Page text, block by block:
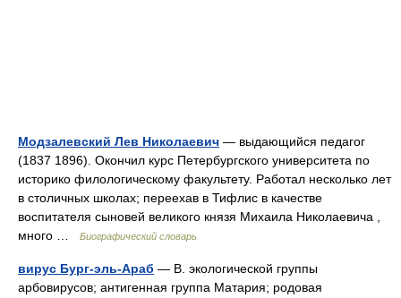
Модзалевский Лев Николаевич — выдающийся педагог
(1837 1896). Окончил курс Петербургского университета по
историко филологическому факультету. Работал несколько лет
в столичных школах; переехав в Тифлис в качестве
воспитателя сыновей великого князя Михаила Николаевича ,
много …
Биографический словарь
вирус Бург-эль-Араб — В. экологической группы
арбовирусов; антигенная группа Матария; родовая